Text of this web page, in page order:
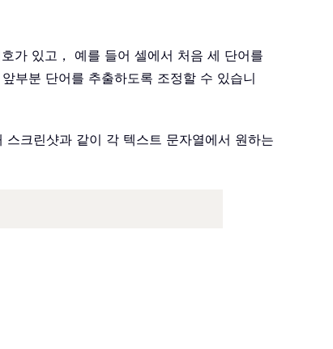
가 있고， 예를 들어 셀에서 처음 세 단어를
부분 단어를 추출하도록 조정할 수 있습니
크린샷과 같이 각 텍스트 문자열에서 원하는